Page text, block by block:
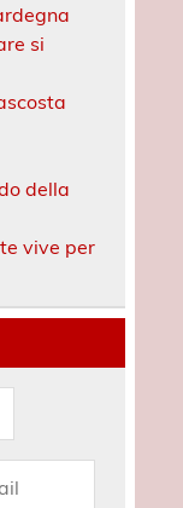
si
della
vive per